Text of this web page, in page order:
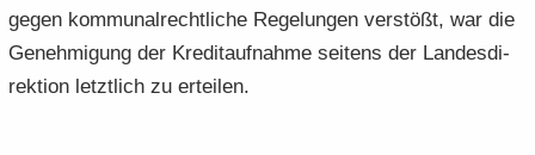
gegen kom­mu­nal­recht­li­che Re­ge­lun­gen ver­stößt, war die
Ge­neh­mi­gung der Kre­dit­auf­nah­me sei­tens der Lan­des­di­
rek­ti­on letzt­lich zu er­tei­len.